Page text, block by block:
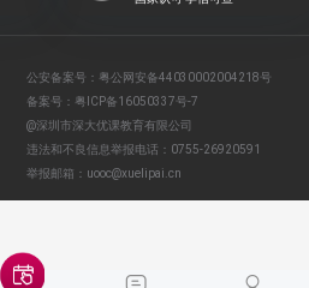
公安备案号： 粤公网安备44030002004218号
备案号： 粤ICP备16050337号-7
@深圳市深大优课教育有限公司
违法和不良信息举报电话： 0755-26920591
举报邮箱： uooc@xuelipai.cn